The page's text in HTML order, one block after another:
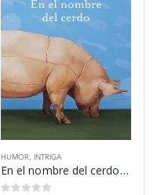
HUMOR , INTRIGA
En el nombre del cerdo – Pablo Tusset